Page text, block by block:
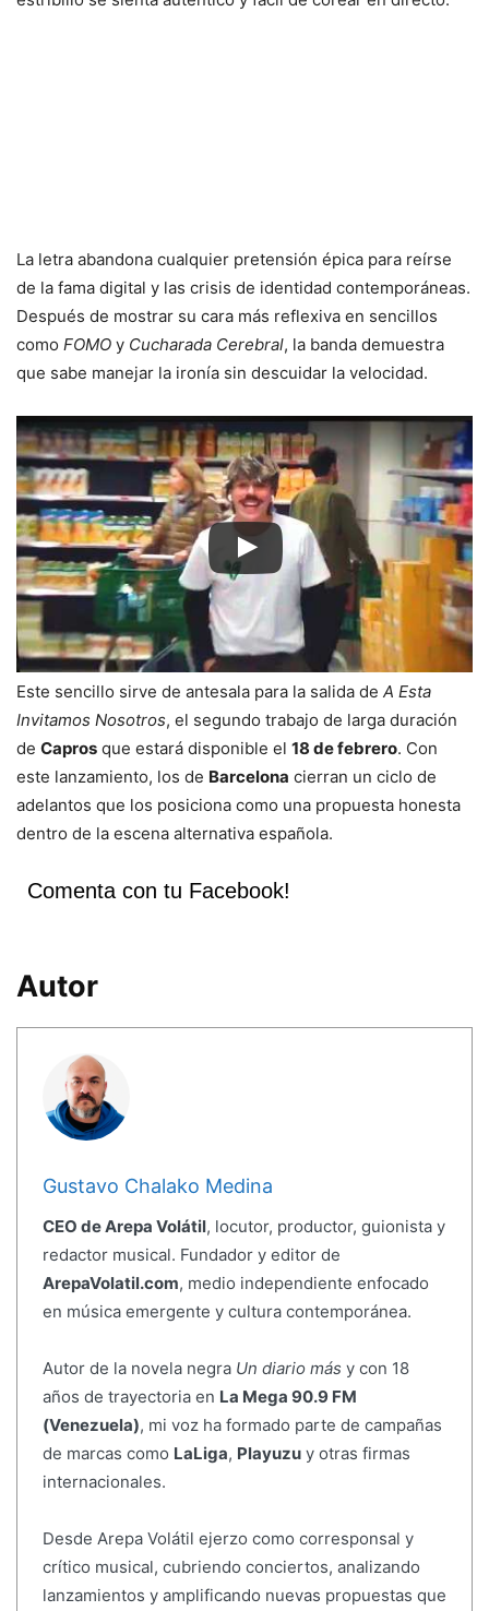
La letra abandona cualquier pretensión épica para reírse
de la fama digital y las crisis de identidad contemporáneas.
Después de mostrar su cara más reflexiva en sencillos
como FOMO y Cucharada Cerebral, la banda demuestra
que sabe manejar la ironía sin descuidar la velocidad.
Este sencillo sirve de antesala para la salida de A Esta
Invitamos Nosotros, el segundo trabajo de larga duración
de Capros que estará disponible el 18 de febrero. Con
este lanzamiento, los de Barcelona cierran un ciclo de
adelantos que los posiciona como una propuesta honesta
dentro de la escena alternativa española.
Comenta con tu Facebook!
Autor
Gustavo Chalako Medina
CEO de Arepa Volátil, locutor, productor, guionista y
redactor musical. Fundador y editor de
ArepaVolatil.com, medio independiente enfocado
en música emergente y cultura contemporánea.
Autor de la novela negra Un diario más y con 18
años de trayectoria en La Mega 90.9 FM
(Venezuela), mi voz ha formado parte de campañas
de marcas como LaLiga, Playuzuy otras firmas
internacionales.
Desde Arepa Volátil ejerzo como corresponsal y
crítico musical, cubriendo conciertos, analizando
lanzamientos y amplificando nuevas propuestas que